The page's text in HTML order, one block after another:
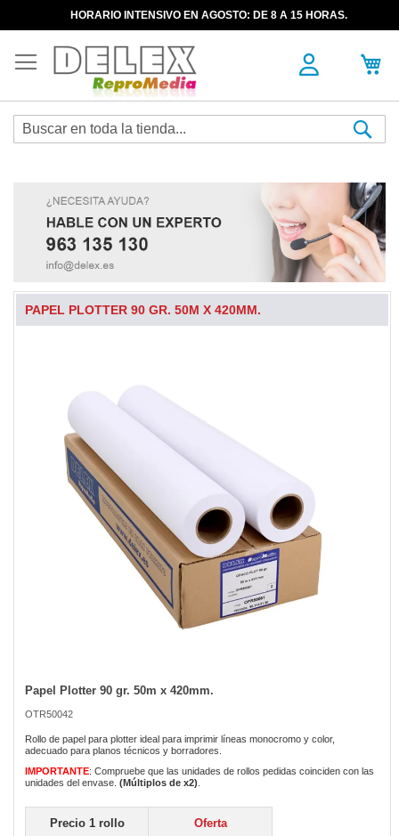
HORARIO INTENSIVO EN AGOSTO: DE 8 A 15 HORAS.
PAPEL PLOTTER 90 GR. 50M X 420MM.
Papel Plotter 90 gr. 50m x 420mm.
OTR50042
Rollo de papel para plotter ideal para imprimir líneas monocromo y color,
adecuado para planos técnicos y borradores.
IMPORTANTE: Compruebe que las unidades de rollos pedidas coinciden con las
unidades del envase. (Múltiplos de x2)
Precio 1 rollo Oferta
Skip
the
beginning
the
images